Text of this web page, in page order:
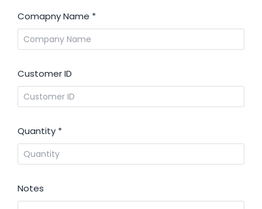
Comapny Name *
Customer ID
Quantity *
Notes